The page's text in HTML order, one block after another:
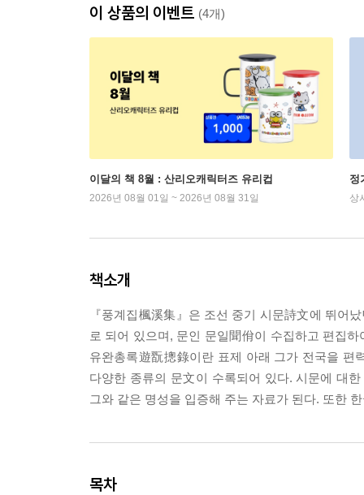
이 상품의 이벤트 (4개)
이달의 책 8월 : 산리오캐릭터즈 유리컵
2026년 08월 01일 ~ 2026년 08월 31일
정
상
책소개
『풍계집楓溪集』은 조선 중기 시문詩文에 뛰어
로 되어 있으며, 문인 문일聞佾이 수집하고 편집
유완총록遊翫摠錄이란 표제 아래 그가 전국을 편
다양한 종류의 문文이 수록되어 있다. 시문에 대
그와 같은 명성을 입증해 주는 자료가 된다. 또한
목차